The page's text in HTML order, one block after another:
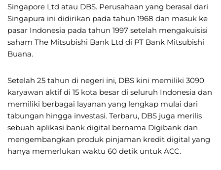
Singapore Ltd atau DBS. Perusahaan yang berasal dari
Singapura ini didirikan pada tahun 1968 dan masuk ke
pasar Indonesia pada tahun 1997 setelah mengakuisisi
saham The Mitsubishi Bank Ltd di PT Bank Mitsubishi
Buana.
Setelah 25 tahun di negeri ini, DBS kini memiliki 3090
karyawan aktif di 15 kota besar di seluruh Indonesia dan
memiliki berbagai layanan yang lengkap mulai dari
tabungan hingga investasi. Terbaru, DBS juga merilis
sebuah aplikasi bank digital bernama Digibank dan
mengembangkan produk pinjaman kredit digital yang
hanya memerlukan waktu 60 detik untuk ACC.